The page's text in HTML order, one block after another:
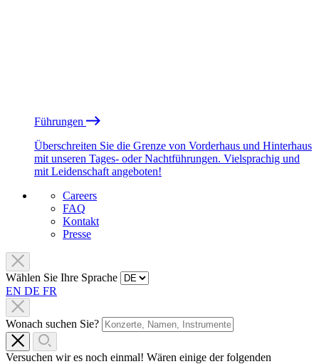
Führungen
Überschreiten Sie die Grenze von Vorderhaus und Hinterhaus
mit unseren Tages- oder Nachtführungen. Vielsprachig und
mit Leidenschaft angeboten!
Careers
FAQ
Kontakt
Presse
Wählen Sie Ihre Sprache
EN DE FR
Wonach suchen Sie?
Versuchen wir es noch einmal! Wären einige der folgenden